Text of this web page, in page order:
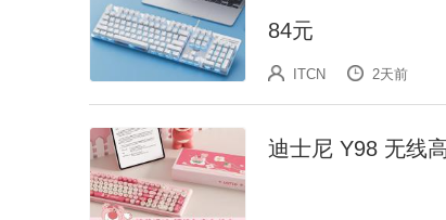
84元
ITCN 2天前
迪士尼 Y98 无线